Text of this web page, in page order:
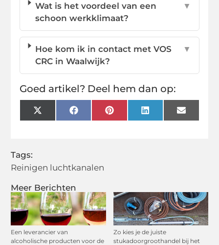
Meer Berichten
Een leverancier van
alcoholische producten voor de
Zo kies je de juiste
stukadoorgroothandel bij het
Wat is het voordeel van een
schoon werkklimaat?
▼
Hoe kom ik in contact met VOS
CRC in Waalwijk?
▼
Goed artikel? Deel hem dan op:
X
(Twitter)
FacebookPinterestLinkedInEmail
Tags:
Reinigen luchtkanalen